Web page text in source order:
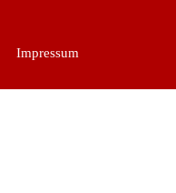
Impressum